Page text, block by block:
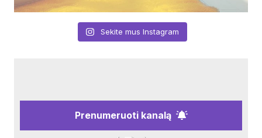
Sekite mus Instagram
Prenumeruoti kanalą